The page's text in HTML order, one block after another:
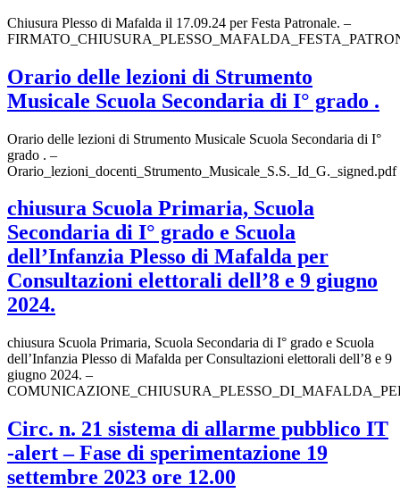
Chiusura Plesso di Mafalda il 17.09.24 per Festa Patronale. –
Orario delle lezioni di Strumento
Musicale Scuola Secondaria di I° grado .
Orario delle lezioni di Strumento Musicale Scuola Secondaria di I°
grado . –
Orario_lezioni_docenti_Strumento_Musicale_S.S._Id_G._signed.pdf
chiusura Scuola Primaria, Scuola
Secondaria di I° grado e Scuola
dell’Infanzia Plesso di Mafalda per
Consultazioni elettorali dell’8 e 9 giugno
2024.
chiusura Scuola Primaria, Scuola Secondaria di I° grado e Scuola
dell’Infanzia Plesso di Mafalda per Consultazioni elettorali dell’8 e 9
giugno 2024. –
Circ. n. 21 sistema di allarme pubblico IT
-alert – Fase di sperimentazione 19
settembre 2023 ore 12.00